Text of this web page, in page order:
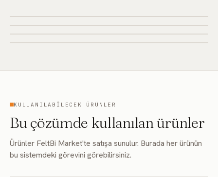
KULLANILABILECEK ÜRÜNLER
Bu çözümde kullanılan ürünler
Ürünler FeltBi Market'te satışa sunulur. Burada her ürünün
bu sistemdeki görevini görebilirsiniz.